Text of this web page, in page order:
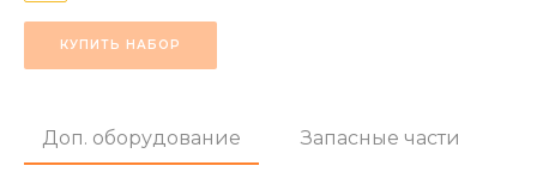
КУПИТЬ НАБОР
Доп. оборудование Запасные части